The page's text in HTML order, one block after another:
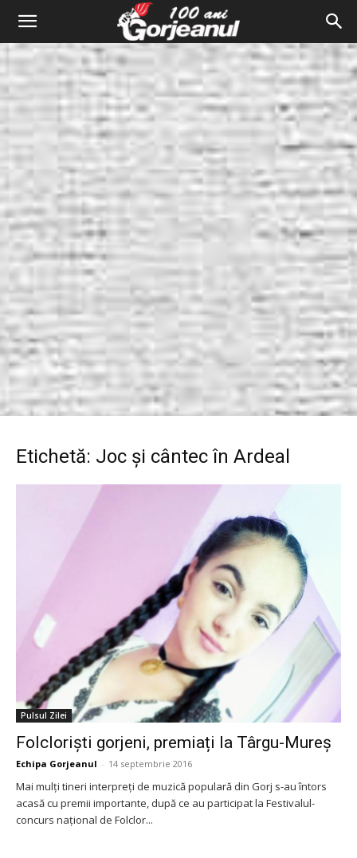
Etichetă: Joc și cântec în Ardeal
Pulsul Zilei
Folcloriști gorjeni, premiați la Târgu-Mureș
Echipa Gorjeanul - 14 septembrie 2016
Mai mulți tineri interpreți de muzică populară din Gorj s-au întors
acasă cu premii importante, după ce au participat la Festivalul-
concurs național de Folclor...